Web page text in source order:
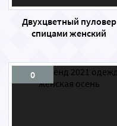
Двухцветный пуловер
спицами женский
0